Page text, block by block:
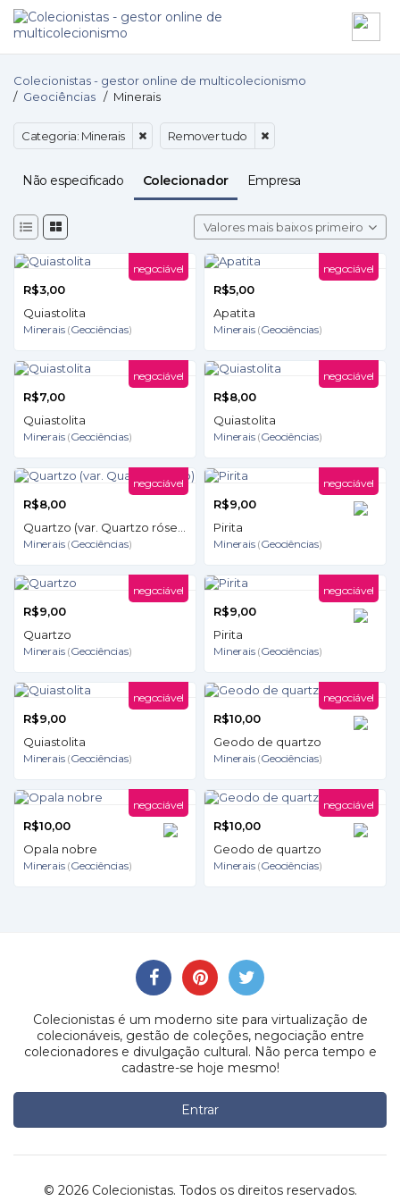
Colecionistas - gestor online de multicolecionismo
/ Geociências / Minerais
Categoria: Minerais Remover tudo
Não especificado Colecionador Empresa
Valores mais baixos primeiro
negociável
R$3,00
Quiastolita
Minerais(Geociências)
negociável
R$5,00
Apatita
Minerais(Geociências)
negociável
R$7,00
Quiastolita
Minerais(Geociências)
negociável
R$8,00
Quiastolita
Minerais(Geociências)
negociável
R$8,00
Minerais(Geociências)
negociável
R$9,00
Pirita
Minerais(Geociências)
negociável
R$9,00
Quartzo
Minerais(Geociências)
negociável
R$9,00
Pirita
Minerais(Geociências)
negociável
R$9,00
Quiastolita
Minerais(Geociências)
negociável
R$10,00
Geodo de quartzo
Minerais(Geociências)
negociável
R$10,00
Opala nobre
Minerais(Geociências)
negociável
R$10,00
Geodo de quartzo
Minerais(Geociências)
Colecionistas é um moderno site para virtualização de
colecionáveis, gestão de coleções, negociação entre
colecionadores e divulgação cultural. Não perca tempo e
cadastre-se hoje mesmo!
Entrar
© 2026 Colecionistas. Todos os direitos reservados.